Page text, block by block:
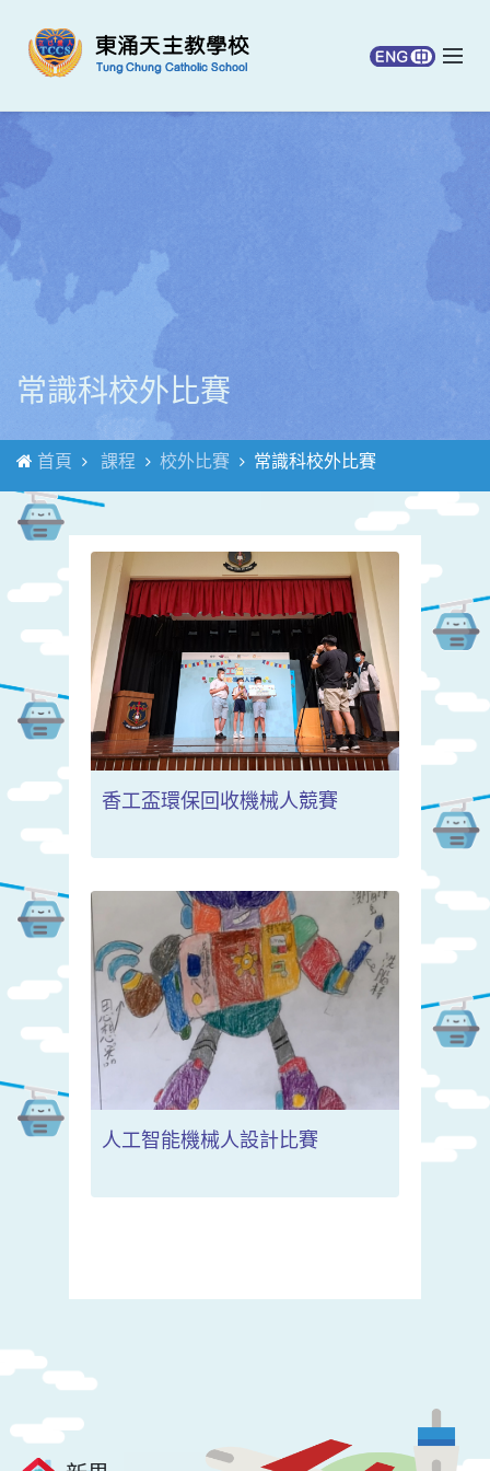
常識科校外比賽
首頁 課程 校外比賽 常識科校外比賽
香工盃環保回收機械人競賽
人工智能機械人設計比賽